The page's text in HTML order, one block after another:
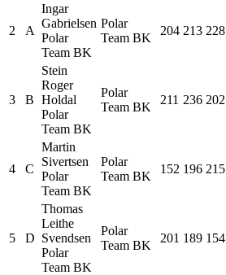
2 A
Ingar
Gabrielsen
Polar
Team BK
Polar
Team BK
204 213 228
3 B
Stein
Roger
Holdal
Polar
Team BK
Polar
Team BK
211 236 202
4 C
Martin
Sivertsen
Polar
Team BK
Polar
Team BK
152 196 215
5 D
Thomas
Leithe
Svendsen
Polar
Team BK
Polar
Team BK
201 189 154